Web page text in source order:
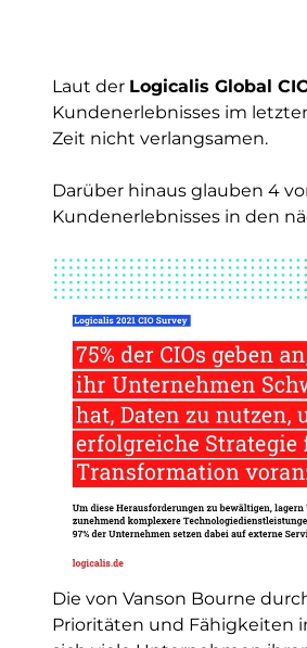
Laut der Logicalis Global
Kundenerlebnisses im
Zeit nicht verlangsamen.
Darüber hinaus glauben 4
Kundenerlebnisses in den
Die von Vanson Bourne
Prioritäten und Fähigkeiten